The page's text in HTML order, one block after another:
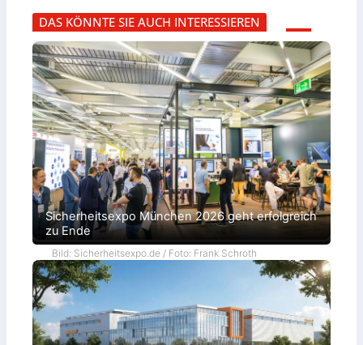
DAS KÖNNTE SIE AUCH INTERESSIEREN
Sicherheitsexpo München 2026 geht erfolgreich
zu Ende
Bild: Sicherheitsexpo.de / Foto: Frank Schroth